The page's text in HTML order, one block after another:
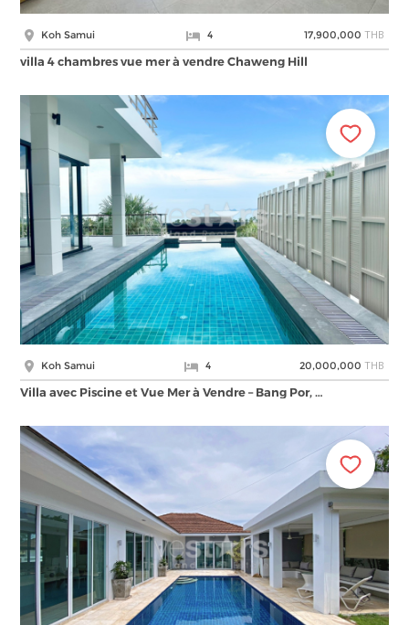
Koh Samui 4 17,900,000 THB
villa 4 chambres vue mer à vendre Chaweng Hill
Koh Samui 4 20,000,000 THB
Villa avec Piscine et Vue Mer à Vendre – Bang Por, …